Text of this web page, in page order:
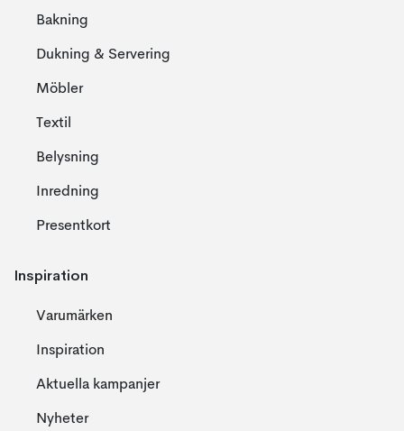
Bakning
Dukning & Servering
Möbler
Textil
Belysning
Inredning
Presentkort
Inspiration
Varumärken
Inspiration
Aktuella kampanjer
Nyheter